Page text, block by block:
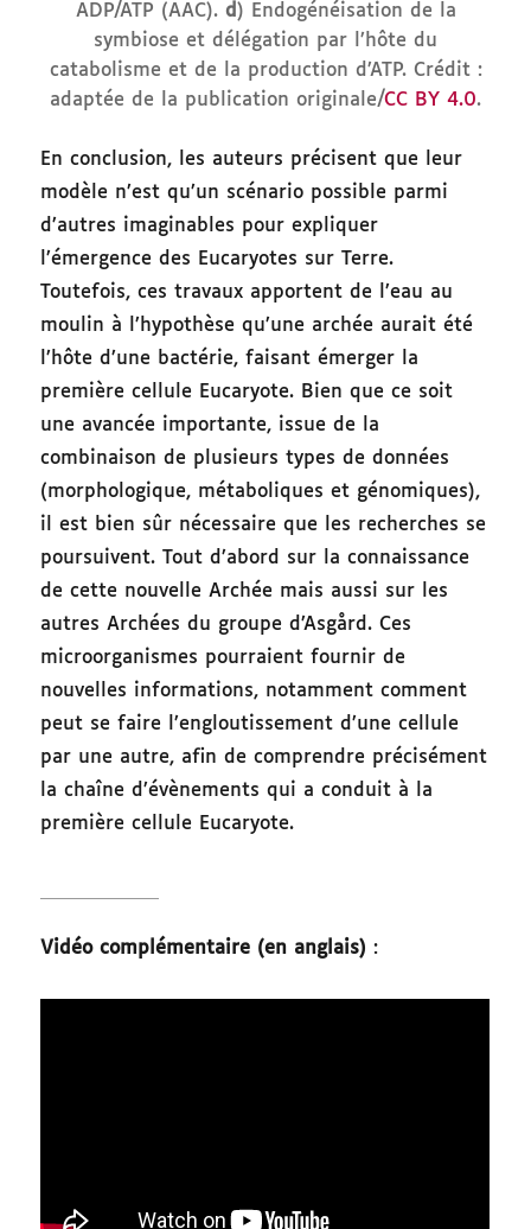
ADP/ATP (AAC). d ) Endogénéisation de la
symbiose et délégation par l’hôte du
catabolisme et de la production d’ATP. Crédit :
adaptée de la publication originale/CC BY 4.0.
En conclusion, les auteurs précisent que leur
modèle n’est qu’un scénario possible parmi
d’autres imaginables pour expliquer
l’émergence des Eucaryotes sur Terre.
Toutefois, ces travaux apportent de l’eau au
moulin à l’hypothèse qu’une archée aurait été
l’hôte d’une bactérie, faisant émerger la
première cellule Eucaryote. Bien que ce soit
une avancée importante, issue de la
combinaison de plusieurs types de données
(morphologique, métaboliques et génomiques),
il est bien sûr nécessaire que les recherches se
poursuivent. Tout d’abord sur la connaissance
de cette nouvelle Archée mais aussi sur les
autres Archées du groupe d’Asgård. Ces
microorganismes pourraient fournir de
nouvelles informations, notamment comment
peut se faire l’engloutissement d’une cellule
par une autre, afin de comprendre précisément
la chaîne d’évènements qui a conduit à la
première cellule Eucaryote.
Vidéo complémentaire (en anglais) :